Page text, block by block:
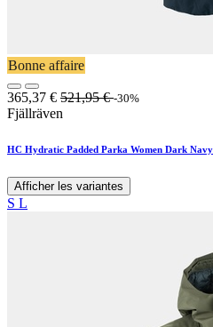
Bonne affaire
365,37 € 521,95€ -30%
Fjällräven
HC Hydratic Padded Parka Women Dark Navy
Afficher les variantes
S L